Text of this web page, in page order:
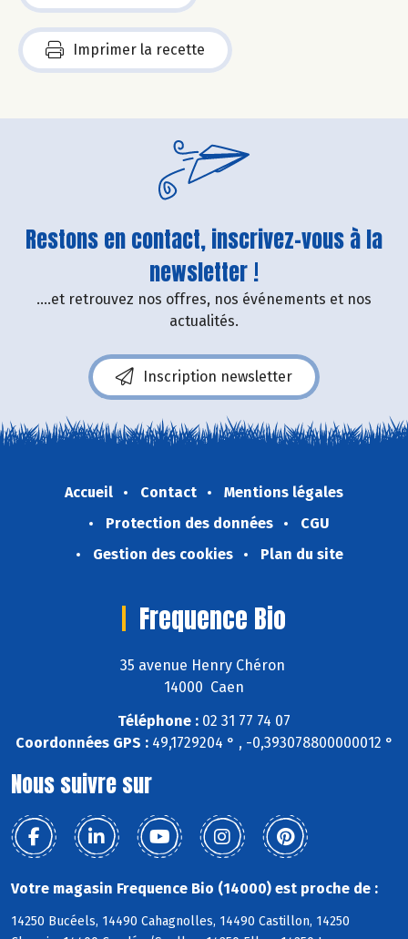
Imprimer la recette
Restons en contact, inscrivez-vous à la
newsletter !
....et retrouvez nos offres, nos événements et nos
actualités.
Inscription newsletter
Accueil Contact
Mentions légales
Protection des données
CGU
Gestion des cookies
Plan du site
Frequence Bio
35 avenue Henry Chéron
14000 Caen
Téléphone : 02 31 77 74 07
Coordonnées GPS :49,1729204 ° , -0,393078800000012 °
Nous suivre sur
Votre magasin Frequence Bio (14000) est proche de :
14250 Bucéels, 14490 Cahagnolles, 14490 Castillon, 14250